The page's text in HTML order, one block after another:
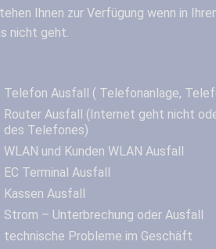
Ihnen zur Verfügung wenn in
nicht geht.
Telefon Ausfall ( Telefonanlage,
Router Ausfall (Internet geht nicht
des Telefones)
WLAN und Kunden WLAN Ausfall
EC Terminal Ausfall
Kassen Ausfall
Strom – Unterbrechung oder Ausfall
technische Probleme im Geschäft